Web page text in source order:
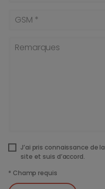
GSM *
Remarques
J’ai pris connaissance de la
site et suis d’accord.
* Champ requis